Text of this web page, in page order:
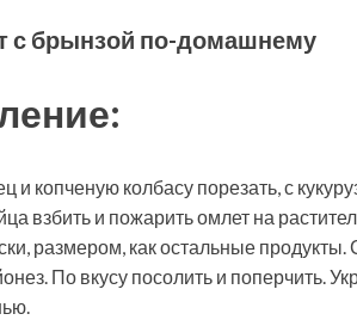
с брынзой по-домашнему
и копченую колбасу порезать, с
взбить и пожарить омлет на
размером, как остальные продукты.
По вкусу посолить и поперчить.